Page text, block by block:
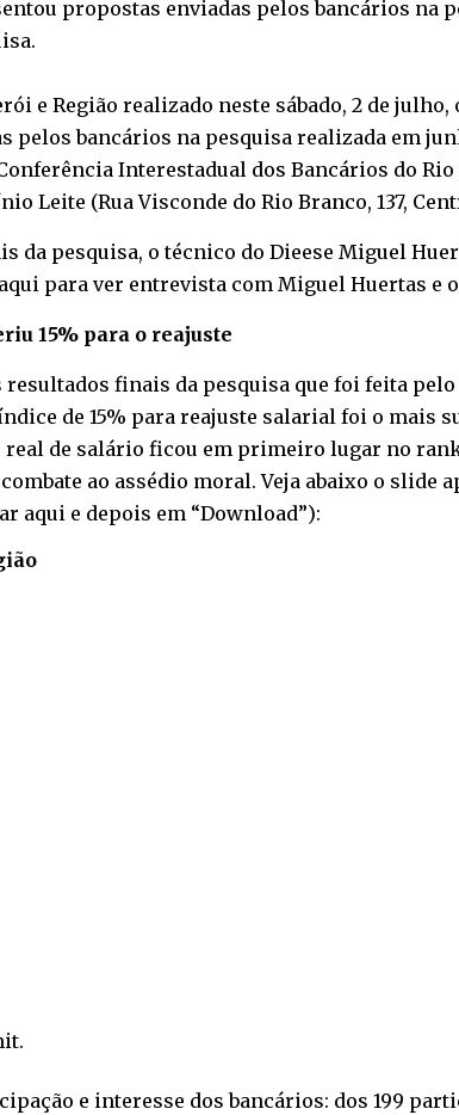
propostas enviadas pelos bancários na
e Região realizado neste sábado, 2 de
pelos bancários na pesquisa realizada em
Interestadual dos Bancários do
Leite (Rua Visconde do Rio Branco, 137,
da pesquisa, o técnico do Dieese Miguel
para ver entrevista com Miguel Huertas e
15% para o reajuste
finais da pesquisa que foi feita
de 15% para reajuste salarial foi o mais
de salário ficou em primeiro lugar no
ao assédio moral. Veja abaixo o
aqui e depois em “Download”):
.
e interesse dos bancários: dos 199